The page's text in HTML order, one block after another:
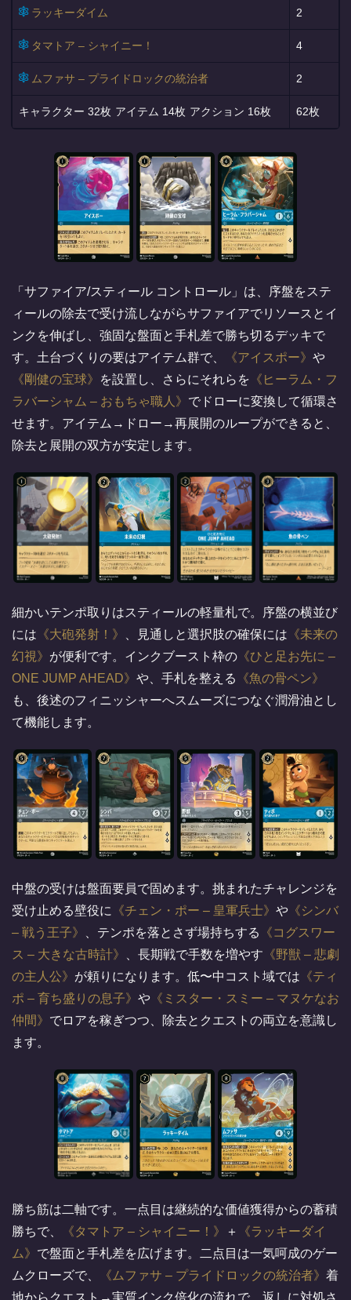
ラッキーダイム 2
タマトア – シャイニー！ 4
ムファサ – プライドロックの統治者 2
32枚 14枚 16枚 62枚
「サファイア/スティール コントロール」は、序盤をステ
ィールの除去で受け流しながらサファイアでリソースとイ
ンクを伸ばし、強固な盤面と手札差で勝ち切るデッキで
す。土台づくりの要はアイテム群で、
アイスポー
や
剛健の宝球
を設置し、さらにそれらを
ヒーラム・フ
ラバーシャム – おもちゃ職人
でドローに変換して循環さ
せます。アイテム→ドロー→再展開のループができると、
除去と展開の双方が安定します。
細かいテンポ取りはスティールの軽量札で。序盤の横並び
には
大砲発射！ 、見通しと選択肢の確保には
未来の
幻視
が便利です。インクブースト枠の
ひと足お先に –
ONE JUMP AHEAD
や、手札を整える
魚の骨ペン
も、後述のフィニッシャーへスムーズにつなぐ潤滑油とし
て機能します。
中盤の受けは盤面要員で固めます。挑まれたチャレンジを
受け止める壁役に
チェン・ポー – 皇軍兵士 や
シンバ
– 戦う王子
、テンポを落とさず場持ちする
コグスワー
ス – 大きな古時計
、長期戦で手数を増やす
野獣 – 悲劇
の主人公
が頼りになります。低〜中コスト域では
ティ
ポ – 育ち盛りの息子
や
ミスター・スミー – マヌケなお
仲間
でロアを稼ぎつつ、除去とクエストの両立を意識し
ます。
勝ち筋は二軸です。一点目は継続的な価値獲得からの蓄積
勝ちで、
タマトア – シャイニー！ ＋
ラッキーダイ
ム
で盤面と手札差を広げます。二点目は一気呵成のゲー
ムクローズで、
ムファサ – プライドロックの統治者
着
地からクエスト→実質インク倍化の流れで、返しに対処さ